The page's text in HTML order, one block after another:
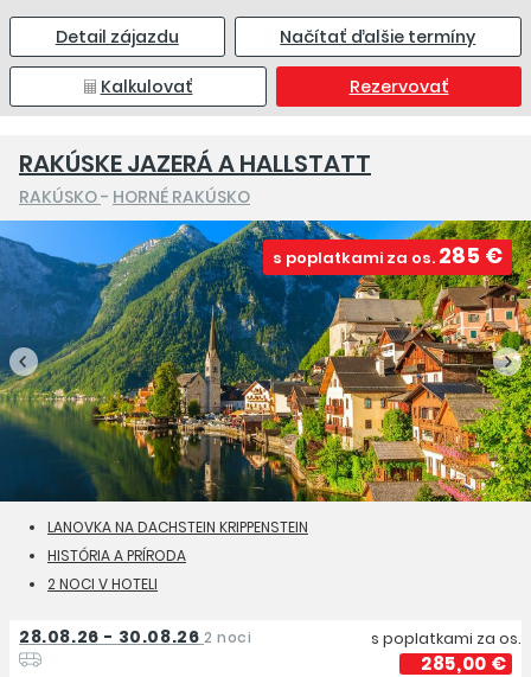
Detail zájazdu Načítať ďalšie termíny
Kalkulovať Rezervovať
RAKÚSKE JAZERÁ A HALLSTATT
RAKÚSKO- HORNÉ RAKÚSKO
s poplatkami za os. 285 €
LANOVKA NA DACHSTEIN KRIPPENSTEIN
HISTÓRIA A PRÍRODA
2 NOCI V HOTELI
28.08.26 - 30.08.26 2 noci s poplatkami za os.
285,00 €